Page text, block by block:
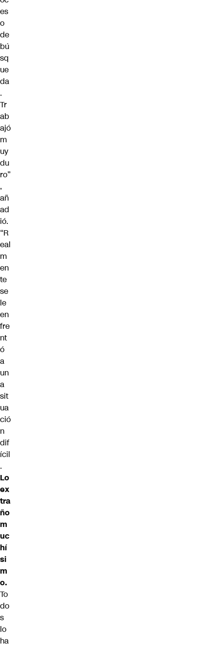
es
o
de
bú
sq
ue
da
.
Tr
ab
ajó
m
uy
du
ro”
,
añ
ad
ió.
“R
eal
m
en
te
se
le
en
fre
nt
ó
a
un
a
sit
ua
ció
n
dif
ícil
.
Lo
ex
tra
ño
m
uc
hí
si
m
o.
To
do
s
lo
ha